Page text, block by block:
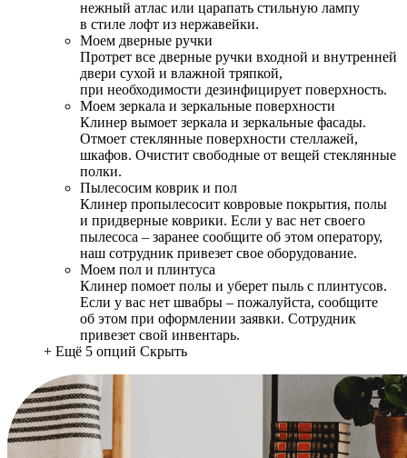
нежный атлас или царапать стильную лампу
в стиле лофт из нержавейки.
Моем дверные ручки
Протрет все дверные ручки входной и внутренней
двери сухой и влажной тряпкой,
при необходимости дезинфицирует поверхность.
Моем зеркала и зеркальные поверхности
Клинер вымоет зеркала и зеркальные фасады.
Отмоет стеклянные поверхности стеллажей,
шкафов. Очистит свободные от вещей стеклянные
полки.
Пылесосим коврик и пол
Клинер пропылесосит ковровые покрытия, полы
и придверные коврики. Если у вас нет своего
пылесоса – заранее сообщите об этом оператору,
наш сотрудник привезет свое оборудование.
Моем пол и плинтуса
Клинер помоет полы и уберет пыль с плинтусов.
Если у вас нет швабры – пожалуйста, сообщите
об этом при оформлении заявки. Сотрудник
привезет свой инвентарь.
+ Ещё 5 опций Скрыть